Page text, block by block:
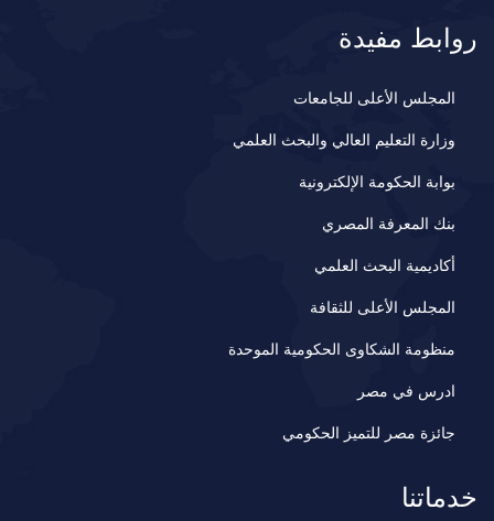
روابط مفيدة
المجلس الأعلى للجامعات
وزارة التعليم العالي والبحث العلمي
بوابة الحكومة الإلكترونية
بنك المعرفة المصري
أكاديمية البحث العلمي
المجلس الأعلى للثقافة
منظومة الشكاوى الحكومية الموحدة
ادرس في مصر
جائزة مصر للتميز الحكومي
خدماتنا